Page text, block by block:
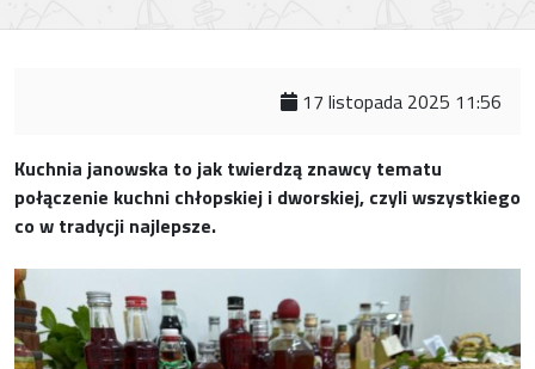
17 listopada 2025 11:56
Kuchnia janowska to jak twierdzą znawcy tematu
połączenie kuchni chłopskiej i dworskiej, czyli wszystkiego
co w tradycji najlepsze.